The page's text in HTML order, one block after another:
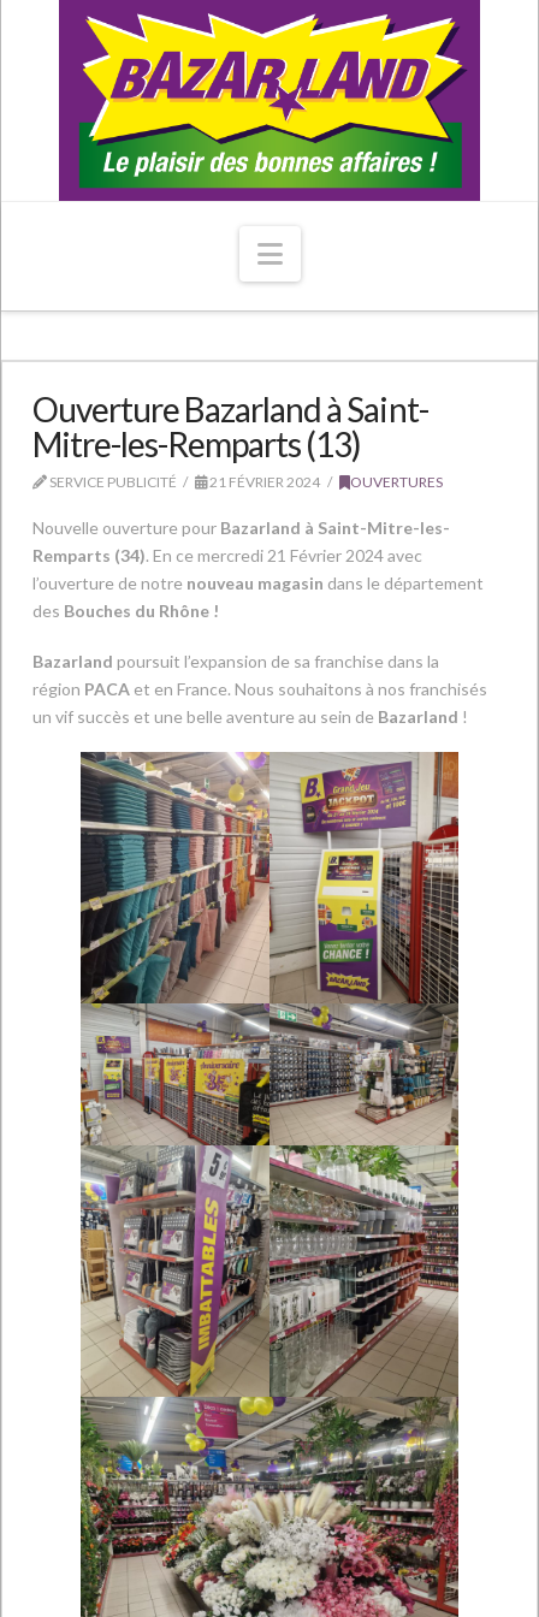
Navigation
Ouverture Bazarland à Saint-
Mitre-les-Remparts (13)
SERVICE PUBLICITÉ 21 FÉVRIER 2024 OUVERTURES
Nouvelle ouverture pour Bazarland à Saint-Mitre-les-
Remparts (34). En ce mercredi 21 Février 2024 avec
l’ouverture de notre nouveau magasin dans le département
des Bouches du Rhône !
Bazarland poursuit l’expansion de sa franchise dans la
région PACA et en France. Nous souhaitons à nos franchisés
un vif succès et une belle aventure au sein de Bazarland !